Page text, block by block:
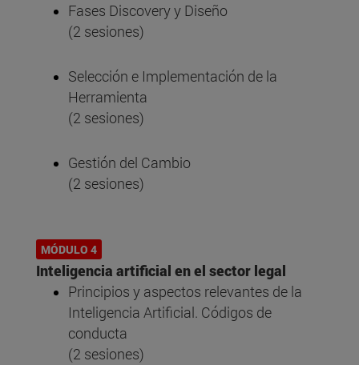
Fases Discovery y Diseño
(2 sesiones)
Selección e Implementación de la
Herramienta
(2 sesiones)
Gestión del Cambio
(2 sesiones)
MÓDULO 4
Inteligencia artificial en el sector legal
Principios y aspectos relevantes de la
Inteligencia Artificial. Códigos de
conducta
(2 sesiones)